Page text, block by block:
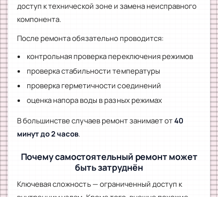
доступ к технической зоне и замена неисправного
компонента.
После ремонта обязательно проводится:
контрольная проверка переключения режимов
проверка стабильности температуры
проверка герметичности соединений
оценка напора воды в разных режимах
В большинстве случаев ремонт занимает от40
минут до 2 часов.
Почему самостоятельный ремонт может
быть затруднён
Ключевая сложность — ограниченный доступ к